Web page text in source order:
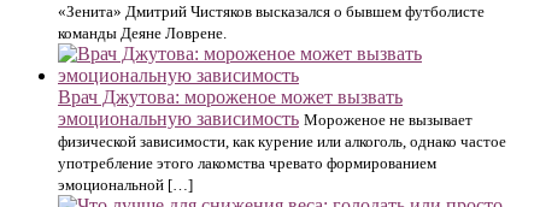
«Зенита» Дмитрий Чистяков высказался о бывшем футболисте
команды Деяне Ловрене.
Врач Джутова: мороженое может вызвать
эмоциональную зависимость Мороженое не вызывает
физической зависимости, как курение или алкоголь, однако частое
употребление этого лакомства чревато формированием
эмоциональной […]